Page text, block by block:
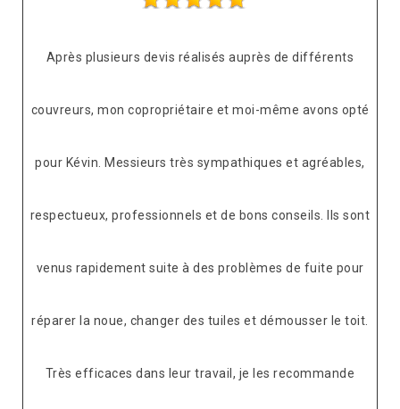
Après plusieurs devis réalisés auprès de différents
couvreurs, mon copropriétaire et moi-même avons opté
pour Kévin. Messieurs très sympathiques et agréables,
respectueux, professionnels et de bons conseils. Ils sont
venus rapidement suite à des problèmes de fuite pour
réparer la noue, changer des tuiles et démousser le toit.
Très efficaces dans leur travail, je les recommande